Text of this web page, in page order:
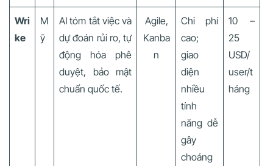
Wri
ke
M
ỹ
AI tóm tắt việc và
dự đoán rủi ro, tự
động hóa phê
duyệt, bảo mật
chuẩn quốc tế.
Agile,
Kanba
n
Chi phí
cao;
giao
diện
nhiều
tính
năng dễ
gây
choáng
10 –
25
USD/
user/t
háng